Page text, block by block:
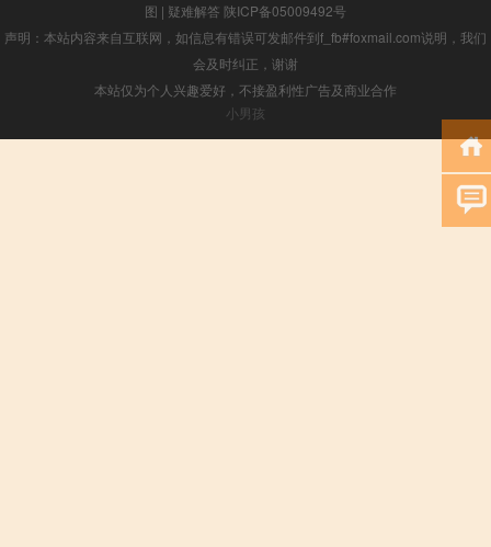
图 | 疑难解答 陕ICP备05009492号
声明：本站内容来自互联网，如信息有错误可发邮件到f_fb#foxmail.com说明，我们
会及时纠正，谢谢
本站仅为个人兴趣爱好，不接盈利性广告及商业合作
小男孩